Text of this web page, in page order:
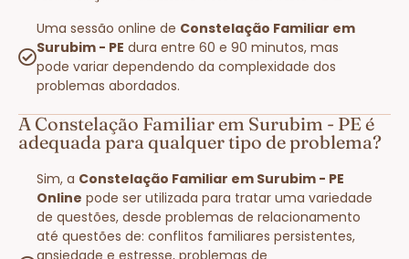
Uma sessão online de Constelação Familiar em
Surubim - PE dura entre 60 e 90 minutos, mas
pode variar dependendo da complexidade dos
problemas abordados.
A Constelação Familiar em Surubim - PE é
adequada para qualquer tipo de problema?
Sim, a Constelação Familiar em Surubim - PE
Online pode ser utilizada para tratar uma variedade
de questões, desde problemas de relacionamento
até questões de: conflitos familiares persistentes,